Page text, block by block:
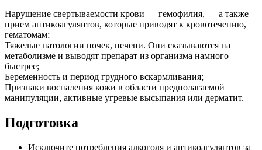
Нарушение свертываемости крови — гемофилия, — а также
прием антикоагулянтов, которые приводят к кровотечению,
гематомам;
Тяжелые патологии почек, печени. Они сказываются на
метаболизме и выводят препарат из организма намного
быстрее;
Беременность и период грудного вскармливания;
Признаки воспаления кожи в области предполагаемой
манипуляции, активные угревые высыпания или дерматит.
Подготовка
Исключите потребления алкоголя и антикоагулянтов за